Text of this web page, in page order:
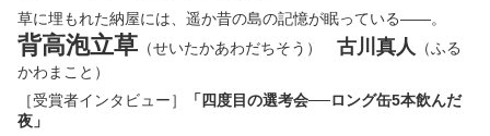
草に埋もれた納屋には、遥か昔の島の記憶が眠っている――。
背高泡立草 （せいたかあわだちそう） 古川真人 （ふる
かわまこと）
［受賞者インタビュー］
「四度目の選考会──ロング缶5本飲んだ
夜」